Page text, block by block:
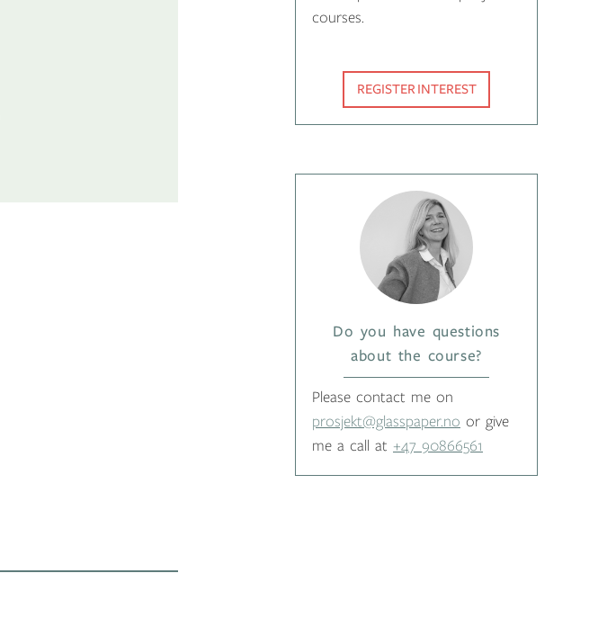
courses.
REGISTER INTEREST
Do you have questions
about the course?
Please contact me on
prosjekt@glasspaper.no or give
me a call at +47 90866561